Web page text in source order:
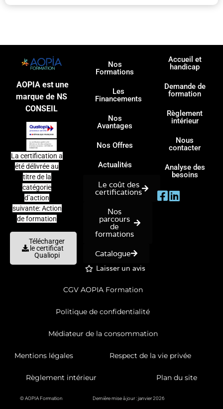
AOPIA est une
marque de NS
CONSEIL
La certification a
été délivrée au
titre de la
catégorie
d’action
suivante: Action
de formation
Télécharger
le certificat
Qualiopi
Nos
Formations
Les
Financements
Nos
Avantages
Nos Offres
Actualités
Le coût des
certifications
Nos
parcours
de
formations
Catalogue
Laisser un avis
Accueil et
handicap
Demande de
formation
Règlement
intérieur
Nous
contacter
Analyse des
besoins
CGV AOPIA Formation
Politique de confidentialité
Médiateur de la consommation
Mentions légales Respect de la vie privée
Règlement intérieur Plan du site
© AOPIA Formation Dernière mise à jour : janvier 2026